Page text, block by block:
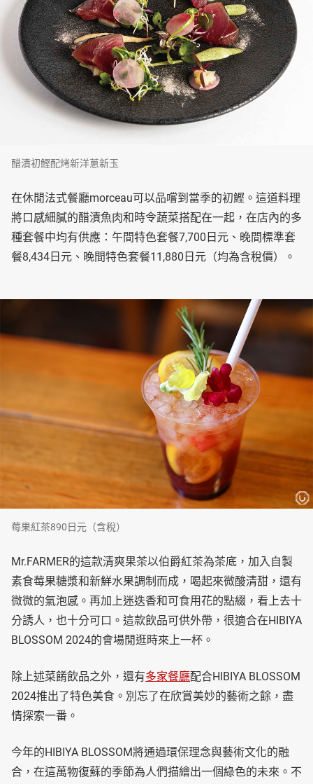
醋漬初鰹配烤新洋蔥新玉
在休閒法式餐廳morceau可以品嚐到當季的初鰹。這道料理
將口感細膩的醋漬魚肉和時令蔬菜搭配在一起，在店內的多
種套餐中均有供應：午間特色套餐7,700日元、晚間標準套
餐8,434日元、晚間特色套餐11,880日元（均為含稅價）。
莓果紅茶890日元（含稅）
Mr.FARMER的這款清爽果茶以伯爵紅茶為茶底，加入自製
素食莓果糖漿和新鮮水果調制而成，喝起來微酸清甜，還有
微微的氣泡感。再加上迷迭香和可食用花的點綴，看上去十
分誘人，也十分可口。這款飲品可供外帶，很適合在HIBIYA
BLOSSOM 2024的會場閒逛時來上一杯。
除上述菜餚飲品之外，還有多家餐廳配合HIBIYA BLOSSOM
2024推出了特色美食。別忘了在欣賞美妙的藝術之餘，盡
情探索一番。
今年的HIBIYA BLOSSOM將通過環保理念與藝術文化的融
合，在這萬物復蘇的季節為人們描繪出一個綠色的未來。不